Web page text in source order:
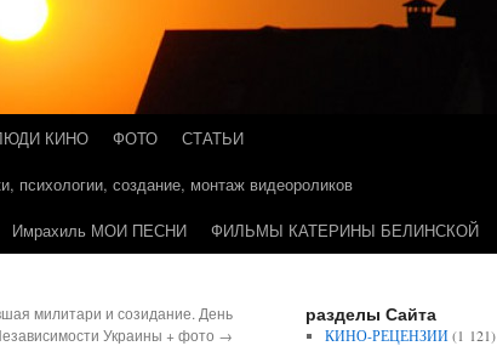
КИНО ФОТО
СТАТЬИ
психологии, создание, монтаж видеороликов
Имрахиль МОИ ПЕСНИ ФИЛЬМЫ КАТЕРИНЫ БЕЛИНСКОЙ
милитари и созидание. День
Украины + фото →
разделы Сайта
КИНО-РЕЦЕНЗИИ(1 121)